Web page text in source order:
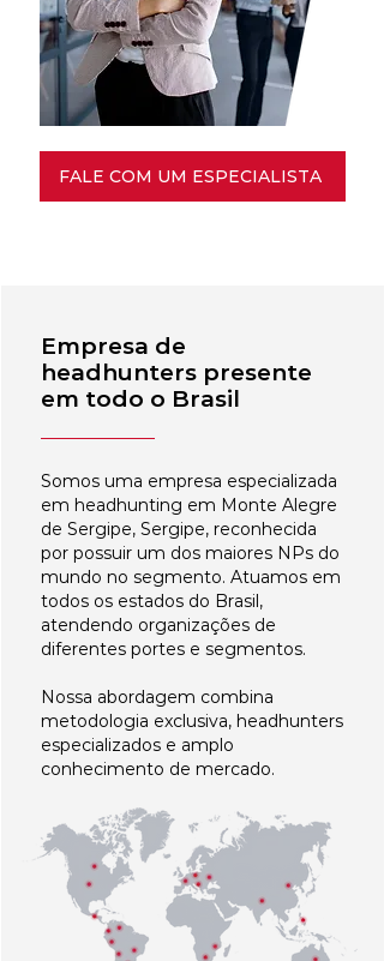
FALE COM UM ESPECIALISTA
Empresa de
headhunters presente
em todo o Brasil
Somos uma empresa especializada
em headhunting em Monte Alegre
de Sergipe, Sergipe, reconhecida
por possuir um dos maiores NPs do
mundo no segmento. Atuamos em
todos os estados do Brasil,
atendendo organizações de
diferentes portes e segmentos.
Nossa abordagem combina
metodologia exclusiva, headhunters
especializados e amplo
conhecimento de mercado.